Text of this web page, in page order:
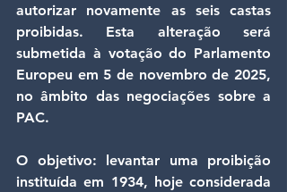
autorizar novamente as seis castas
proibidas. Esta alteração será
submetida à votação do Parlamento
Europeu em 5 de novembro de 2025,
no âmbito das negociações sobre a
PAC.
O objetivo: levantar uma proibição
instituída em 1934, hoje considerada